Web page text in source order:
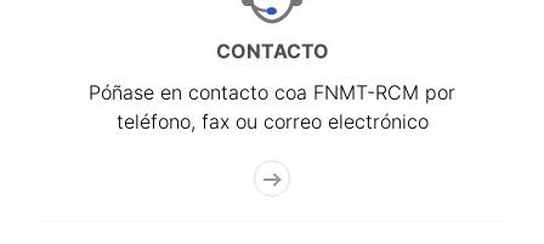
CONTACTO
Póñase en contacto coa FNMT-RCM por
teléfono, fax ou correo electrónico